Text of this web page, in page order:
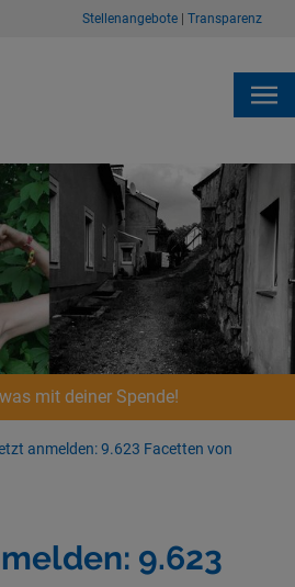
Stellenangebote Transparenz
mit deiner Spende!
anmelden: 9.623 Facetten von
9.623